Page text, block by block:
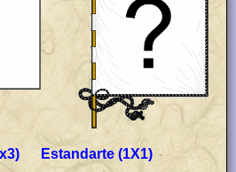
Estandarte (1X1)